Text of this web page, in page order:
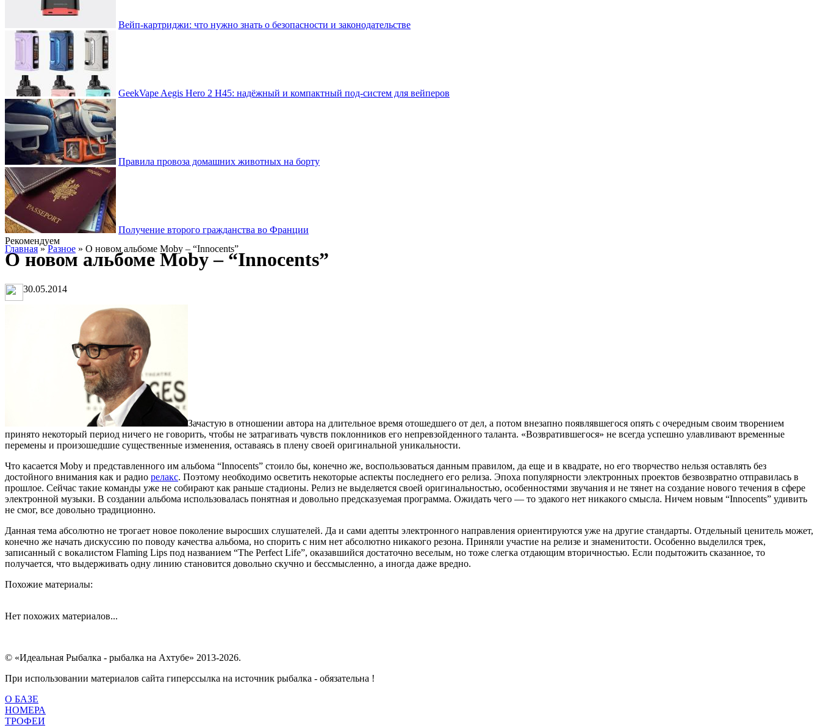
Вейп-картриджи: что нужно знать о безопасности и законодательстве
GeekVape Aegis Hero 2 H45: надёжный и компактный под-систем для вейперов
Правила провоза домашних животных на борту
Получение второго гражданства во Франции
Рекомендуем
Главная»Разное » О новом альбоме Moby – “Innocents”
О новом альбоме Moby – “Innocents”
30.05.2014
Зачастую в отношении автора на длительное время отошедшего от дел, а потом внезапно появлявшегося опять с очередным своим творением
принято некоторый период ничего не говорить, чтобы не затрагивать чувств поклонников его непревзойденного таланта. «Возвратившегося» не всегда успешно улавливают временные
перемены и произошедшие существенные изменения, оставаясь в плену своей оригинальной уникальности.
Что касается Moby и представленного им альбома “Innocents” стоило бы, конечно же, воспользоваться данным правилом, да еще и в квадрате, но его творчество нельзя оставлять без
достойного внимания как и радио релакс. Поэтому необходимо осветить некоторые аспекты последнего его релиза. Эпоха популярности электронных проектов безвозвратно отправилась в
прошлое. Сейчас такие команды уже не собирают как раньше стадионы. Релиз не выделяется своей оригинальностью, особенностями звучания и не тянет на создание нового течения в сфере
электронной музыки. В создании альбома использовалась понятная и довольно предсказуемая программа. Ожидать чего — то эдакого нет никакого смысла. Ничем новым “Innocents” удивить
не смог, все довольно традиционно.
Данная тема абсолютно не трогает новое поколение выросших слушателей. Да и сами адепты электронного направления ориентируются уже на другие стандарты. Отдельный ценитель может,
конечно же начать дискуссию по поводу качества альбома, но спорить с ним нет абсолютно никакого резона. Приняли участие на релизе и знаменитости. Особенно выделился трек,
записанный с вокалистом Flaming Lips под названием “The Perfect Life”, оказавшийся достаточно веселым, но тоже слегка отдающим вторичностью. Если подытожить сказанное, то
получается, что выдерживать одну линию становится довольно скучно и бессмысленно, а иногда даже вредно.
Похожие материалы:
Нет похожих материалов...
© «Идеальная Рыбалка - рыбалка на Ахтубе» 2013-2026.
При использовании материалов сайта гиперссылка на источник рыбалка - обязательна !
О БАЗЕ
НОМЕРА
ТРОФЕИ